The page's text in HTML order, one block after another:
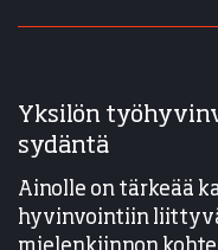
Yksilön
sydäntä
Ainolle on tärkeää
hyvinvointiin